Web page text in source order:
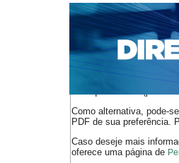
CAPA SOBRE
NOTÍCIAS
EDIÇÕES
Capa>n. 303 (2025) >
O arquivo PDF
de arquivos PDF (por
Como alternativa, pode-
PDF de sua preferência.
Caso deseje mais
oferece uma página de